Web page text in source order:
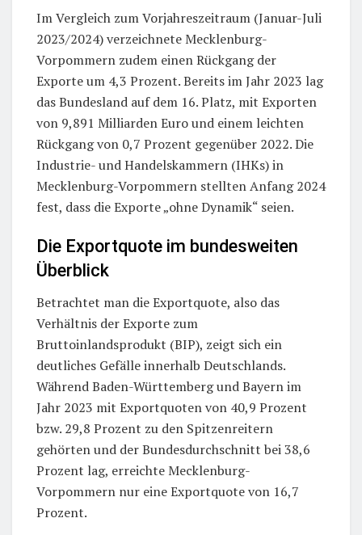
Im Vergleich zum Vorjahreszeitraum (Januar-Juli
2023/2024) verzeichnete Mecklenburg-
Vorpommern zudem einen Rückgang der
Exporte um 4,3 Prozent. Bereits im Jahr 2023 lag
das Bundesland auf dem 16. Platz, mit Exporten
von 9,891 Milliarden Euro und einem leichten
Rückgang von 0,7 Prozent gegenüber 2022. Die
Industrie- und Handelskammern (IHKs) in
Mecklenburg-Vorpommern stellten Anfang 2024
fest, dass die Exporte „ohne Dynamik“ seien.
Die Exportquote im bundesweiten
Überblick
Betrachtet man die Exportquote, also das
Verhältnis der Exporte zum
Bruttoinlandsprodukt (BIP), zeigt sich ein
deutliches Gefälle innerhalb Deutschlands.
Während Baden-Württemberg und Bayern im
Jahr 2023 mit Exportquoten von 40,9 Prozent
bzw. 29,8 Prozent zu den Spitzenreitern
gehörten und der Bundesdurchschnitt bei 38,6
Prozent lag, erreichte Mecklenburg-
Vorpommern nur eine Exportquote von 16,7
Prozent.